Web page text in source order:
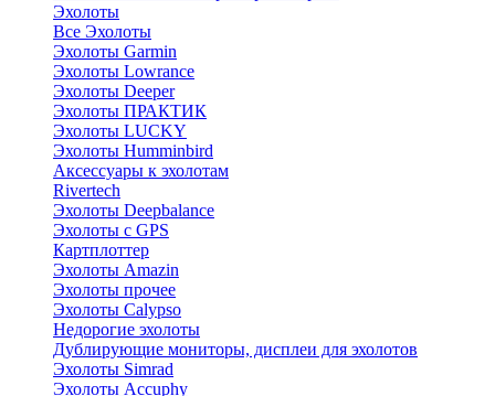
Эхолоты
Все Эхолоты
Эхолоты Garmin
Эхолоты Lowrance
Эхолоты Deeper
Эхолоты ПРАКТИК
Эхолоты LUCKY
Эхолоты Humminbird
Аксессуары к эхолотам
Rivertech
Эхолоты Deepbalance
Эхолоты с GPS
Картплоттер
Эхолоты Amazin
Эхолоты прочее
Эхолоты Calypso
Недорогие эхолоты
Дублирующие мониторы, дисплеи для эхолотов
Эхолоты Simrad
Эхолоты Accuphy